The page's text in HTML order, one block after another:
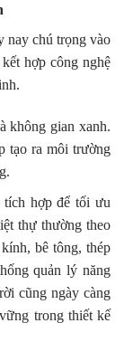
nay chú trọng vào
hợp công nghệ
không gian xanh.
tạo ra môi trường
hợp để tối ưu
thự thường theo
bê tông, thép
quản lý năng
cũng ngày càng
trong thiết kế